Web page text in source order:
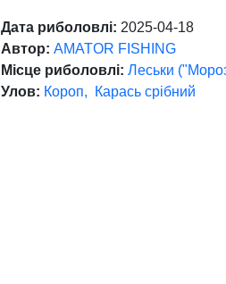
Дата риболовлі: 2025-04-18
Автор: AMATOR FISHING
Місце риболовлі: Леськи
Улов: Короп Карась срібний